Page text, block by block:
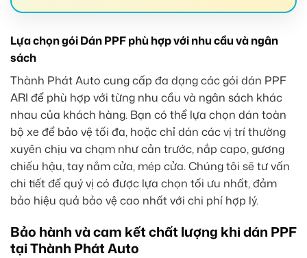
Lựa chọn gói Dán PPF phù hợp với nhu cầu và ngân
sách
Thành Phát Auto cung cấp đa dạng các gói dán PPF
ARI để phù hợp với từng nhu cầu và ngân sách khác
nhau của khách hàng. Bạn có thể lựa chọn dán toàn
bộ xe để bảo vệ tối đa, hoặc chỉ dán các vị trí thường
xuyên chịu va chạm như cản trước, nắp capo, gương
chiếu hậu, tay nắm cửa, mép cửa. Chúng tôi sẽ tư vấn
chi tiết để quý vị có được lựa chọn tối ưu nhất, đảm
bảo hiệu quả bảo vệ cao nhất với chi phí hợp lý.
Bảo hành và cam kết chất lượng khi dán PPF
tại Thành Phát Auto